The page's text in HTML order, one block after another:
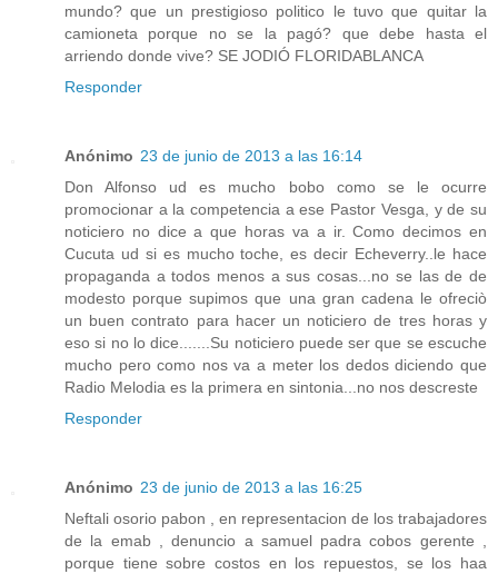
mundo? que un prestigioso politico le tuvo que quitar la
camioneta porque no se la pagó? que debe hasta el
arriendo donde vive? SE JODIÓ FLORIDABLANCA
Responder
Anónimo 23 de junio de 2013 a las 16:14
Don Alfonso ud es mucho bobo como se le ocurre
promocionar a la competencia a ese Pastor Vesga, y de su
noticiero no dice a que horas va a ir. Como decimos en
Cucuta ud si es mucho toche, es decir Echeverry..le hace
propaganda a todos menos a sus cosas...no se las de de
modesto porque supimos que una gran cadena le ofreciò
un buen contrato para hacer un noticiero de tres horas y
eso si no lo dice.......Su noticiero puede ser que se escuche
mucho pero como nos va a meter los dedos diciendo que
Radio Melodia es la primera en sintonia...no nos descreste
Responder
Anónimo 23 de junio de 2013 a las 16:25
Neftali osorio pabon , en representacion de los trabajadores
de la emab , denuncio a samuel padra cobos gerente ,
porque tiene sobre costos en los repuestos, se los haa